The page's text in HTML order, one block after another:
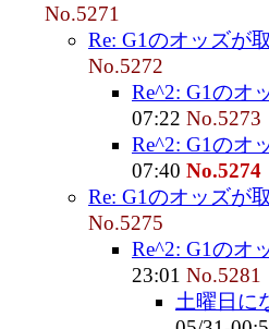
No.5271
Re: G1のオッズが
No.5272
Re^2: G1のオ
07:22 No.5273
Re^2: G1のオ
07:40 No.5274
Re: G1のオッズが
No.5275
Re^2: G1のオ
23:01 No.5281
土曜日に